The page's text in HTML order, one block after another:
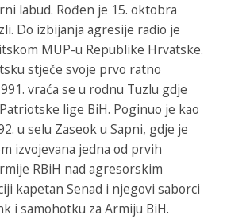
labud. Rođen je 15. oktobra
Do izbijanja agresije radio je
MUP-u Republike Hrvatske.
stječe svoje prvo ratno
vraća se u rodnu Tuzlu gdje
lige BiH. Poginuo je kao
u selu Zaseok u Sapni, gdje je
izvojevana jedna od prvih
RBiH nad agresorskim
kapetan Senad i njegovi saborci
i samohotku za Armiju BiH.